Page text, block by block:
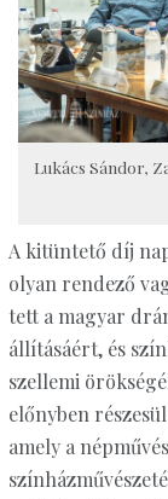
Lukács Sándor,
A kitüntető díj
olyan rendező
tett a magyar
állításáért, és
szellemi
előnyben
amely a